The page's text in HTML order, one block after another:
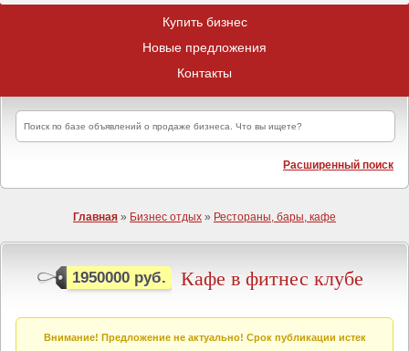
Купить бизнес
Новые предложения
Контакты
Расширенный поиск
Главная » Бизнес отдых » Рестораны, бары, кафе
1950000 руб. Кафе в фитнес клубе
Внимание! Предложение не актуально! Срок публикации истек